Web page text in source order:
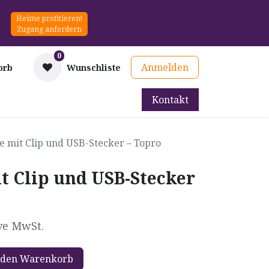
Heime profitieren!
Zugang anfordern
0
Wunschliste Anmelden
Mieten
Kontakt
mit Clip und USB-Stecker – Topro
Clip und USB-Stecker
MwSt.
Warenkorb